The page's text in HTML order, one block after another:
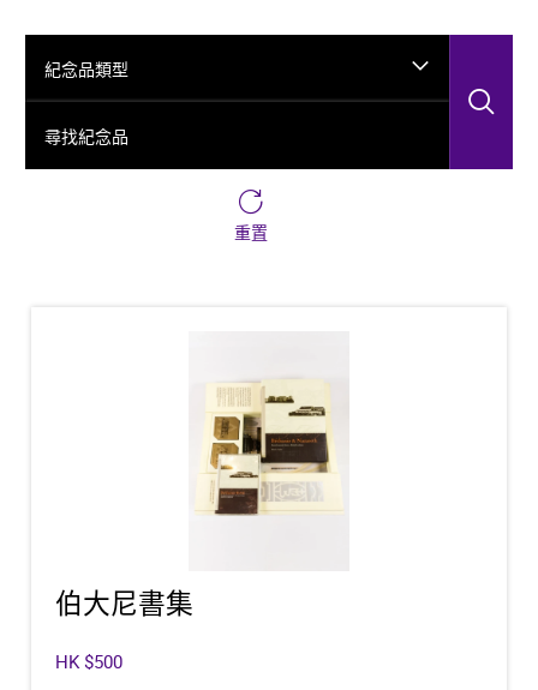
紀念品類型
重置
伯大尼書集
HK $500